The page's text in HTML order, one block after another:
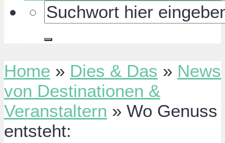
Home » Dies & Das » News
von Destinationen &
Veranstaltern » Wo Genuss
entsteht: